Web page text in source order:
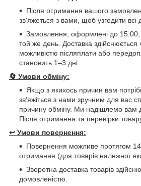
Після отримання вашого
зв'яжеться з вами, щоб узгодити всі
Замовлення, оформлені до 15:00,
той же день. Доставка
можливістю післяплати або
становить 1–3 дні.
🔄 Умови обміну:
Якщо з якихось причин вам
зв'яжіться з нами зручним для вас
причину обміну. Ми надішлемо вам
Після отримання та перевірки
↩️ Умови повернення:
Повернення можливе протягом 14
отримання (для товарів належної
Зворотна доставка товарів
домовленістю.